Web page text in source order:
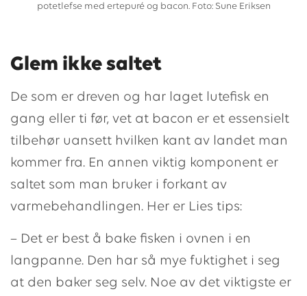
potetlefse med ertepuré og bacon. Foto: Sune Eriksen
Glem ikke saltet
De som er dreven og har laget lutefisk en
gang eller ti før, vet at bacon er et essensielt
tilbehør uansett hvilken kant av landet man
kommer fra. En annen viktig komponent er
saltet som man bruker i forkant av
varmebehandlingen. Her er Lies tips:
– Det er best å bake fisken i ovnen i en
langpanne. Den har så mye fuktighet i seg
at den baker seg selv. Noe av det viktigste er